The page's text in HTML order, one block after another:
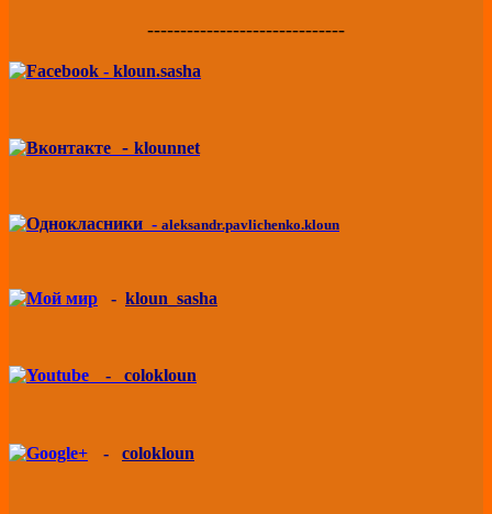
------------------------------
- kloun.sasha
- klounnet
- aleksandr.pavlichenko.kloun
- kloun_sasha
- colokloun
- colokloun